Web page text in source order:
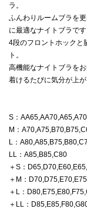
ラ。
ふんわりルームブラを
に最適なナイトブラです
4段のフロントホックと
ト。
高機能なナイトブラを
着けるたびに気分が上
S：
M：
L：
LL：A85,B85,C80
＋S：
＋M：
＋L：
＋LL：